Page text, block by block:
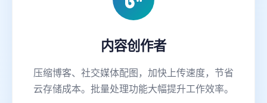
内容创作者
压缩博客、社交媒体配图，加快上传速度，节省
云存储成本。批量处理功能大幅提升工作效率。